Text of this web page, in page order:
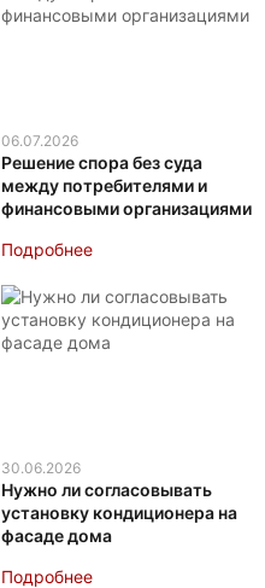
06.07.2026
Решение спора без суда
между потребителями и
финансовыми организациями
Подробнее
30.06.2026
Нужно ли согласовывать
установку кондиционера на
фасаде дома
Подробнее